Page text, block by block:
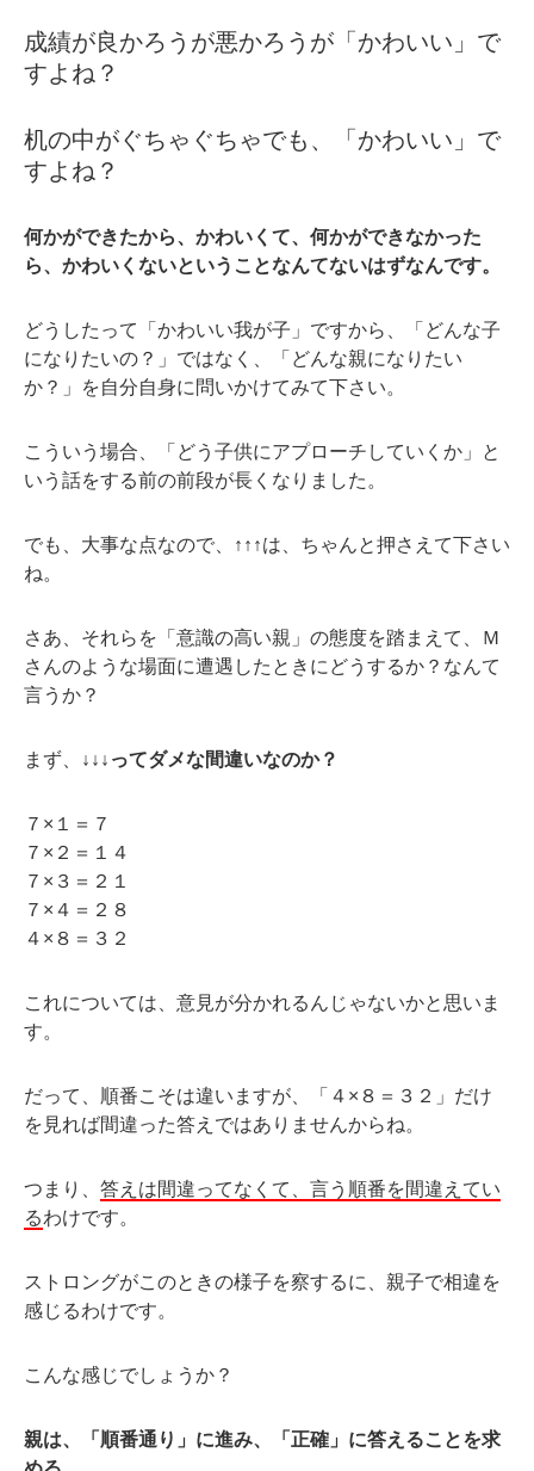
成績が良かろうが悪かろうが「かわいい」で
すよね？
机の中がぐちゃぐちゃでも、「かわいい」で
すよね？
何かができたから、かわいくて、何かができなかった
ら、かわいくないということなんてないはずなんです。
どうしたって「かわいい我が子」ですから、「どんな子
になりたいの？」ではなく、「どんな親になりたい
か？」を自分自身に問いかけてみて下さい。
こういう場合、「どう子供にアプローチしていくか」と
いう話をする前の前段が長くなりました。
でも、大事な点なので、↑↑↑は、ちゃんと押さえて下さい
ね。
さあ、それらを「意識の高い親」の態度を踏まえて、Ｍ
さんのような場面に遭遇したときにどうするか？なんて
言うか？
まず、 ↓↓↓ってダメな間違いなのか？
７×１＝７
７×２＝１４
７×３＝２１
７×４＝２８
４×８＝３２
これについては、意見が分かれるんじゃないかと思いま
す。
だって、順番こそは違いますが、「４×８＝３２」だけ
を見れば間違った答えではありませんからね。
つまり、 答えは間違ってなくて、言う順番を間違えてい
るわけです。
ストロングがこのときの様子を察するに、親子で相違を
感じるわけです。
こんな感じでしょうか？
親は、「順番通り」に進み、「正確」に答えることを求